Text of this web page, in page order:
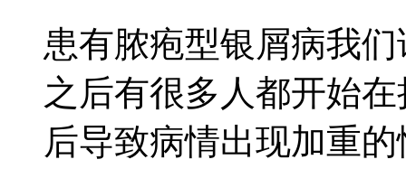
患有脓疱型银屑病我
之后有很多人都开始
后导致病情出现加重